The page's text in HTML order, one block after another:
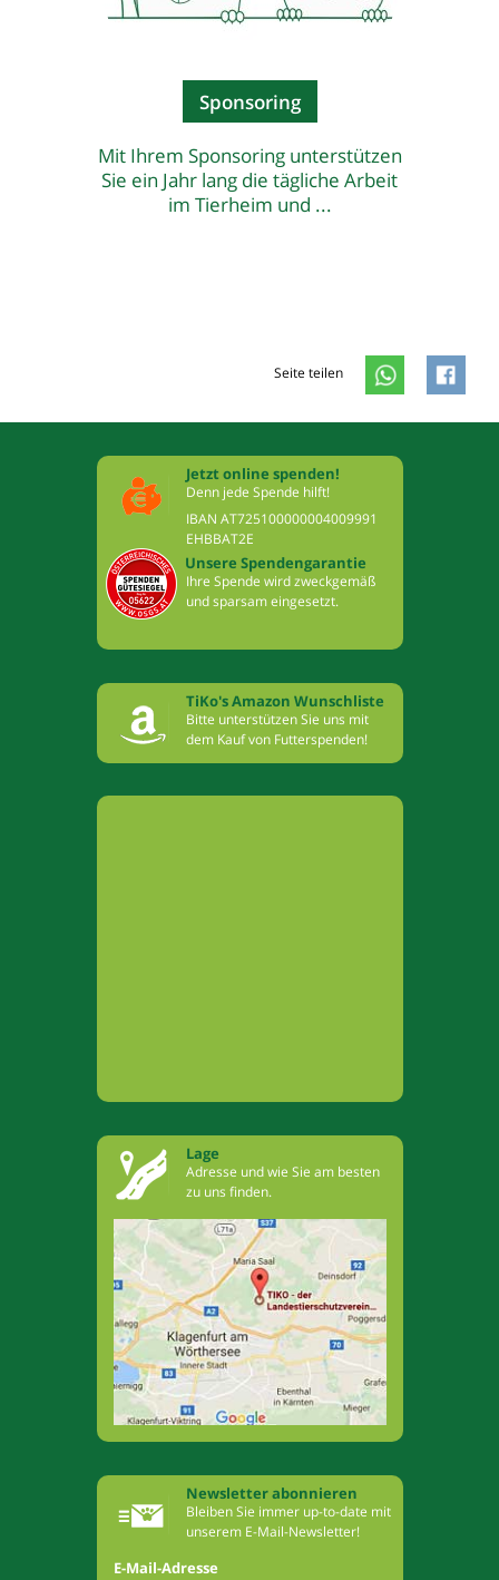
Sponsoring
Mit Ihrem Sponsoring unterstützen
Sie ein Jahr lang die tägliche Arbeit
im Tierheim und ...
Seite teilen
Jetzt online spenden!
Denn jede Spende hilft!
IBAN AT725100000004009991
EHBBAT2E
Unsere Spendengarantie
Ihre Spende wird zweckgemäß
und sparsam eingesetzt.
TiKo's Amazon Wunschliste
Bitte unterstützen Sie uns mit
dem Kauf von Futterspenden!
Lage
Adresse und wie Sie am besten
zu uns finden.
Newsletter abonnieren
Bleiben Sie immer up-to-date mit
unserem E-Mail-Newsletter!
E-Mail-Adresse